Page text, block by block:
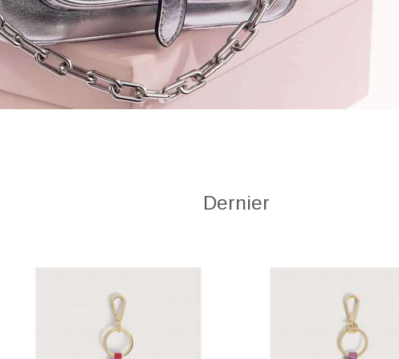
Dernier